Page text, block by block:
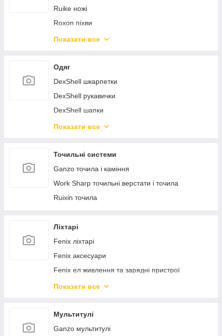
Ruike ножі
Roxon піхви
Civivi ножі
Weknife ножі
Civivi аксесуари до ножів
Sencut аксесуари до ножів
Weknife аксесуари до ножів
SRM ножі
Показати все
Одяг
DexShell шкарпетки
DexShell рукавички
DexShell шапки
Naturehike одяг
Helikon-Tex рукавички
Показати все
Точильні системи
Ganzo точила і каміння
Work Sharp точильні верстати і точила
Ruixin точила
Ліхтарі
Fenix ліхтарі
Fenix аксесуари
Fenix ел живлення та зарядні пристрої
Ел живлення та зарядні пристрої
Nextorch ліхтарі
NexTool ліхтарі
Показати все
Мультитулі
Ganzo мультитулі